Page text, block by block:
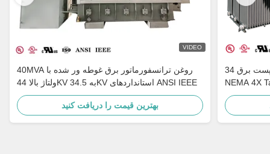
VIDEO
40MVA روغن ترانسفورماتور برق غوطه ور شده با
ولتاژ بالا 44KV به 34.5KV استانداردهای ANSI IEEE
بهترین قیمت را دریافت کنید
ترانسفورماتور پست برق 34MVA 11KV 304 SS